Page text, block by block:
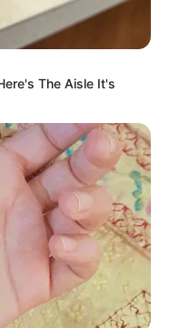
to feeling
Dance Moments
The Aisle It's